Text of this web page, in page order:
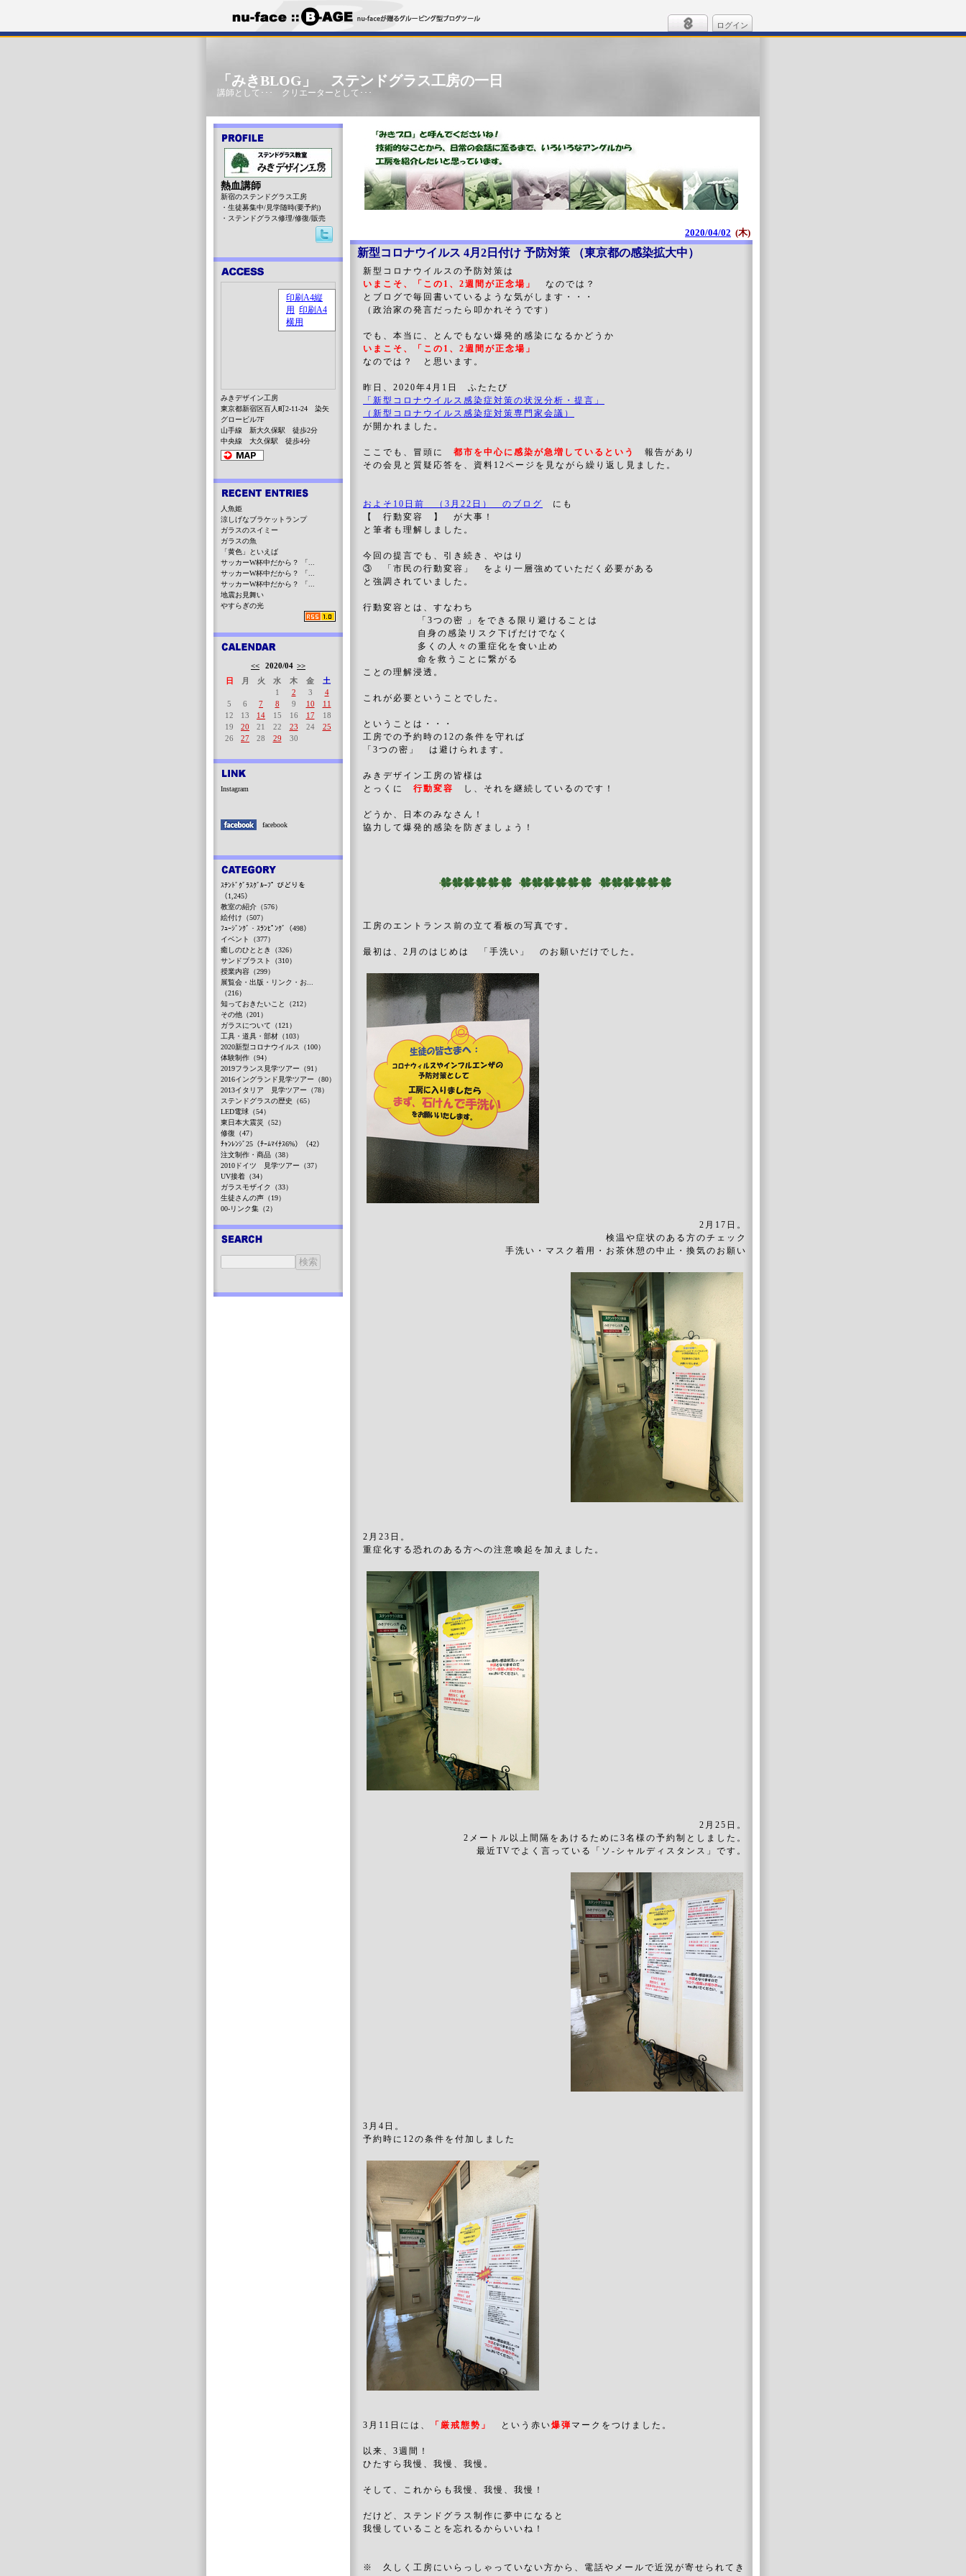
ログイン
「みきBLOG」 ステンドグラス工房の一日
講師として･･･ クリエーターとして･･･
2020/04/02 (木)
新型コロナウイルス 4月2日付け 予防対策 （東京都の感染拡大中）
新型コロナウイルスの予防対策は
いまこそ、「この1、2週間が正念場」 なのでは？
とブログで毎回書いているような気がします・・・
（政治家の発言だったら叩かれそうです）
でも、本当に、とんでもない爆発的感染になるかどうか
いまこそ、「この1、2週間が正念場」
なのでは？ と思います。
昨日、2020年4月1日 ふたたび
「新型コロナウイルス感染症対策の状況分析・提言」
（新型コロナウイルス感染症対策専門家会議）
が開かれました。
ここでも、冒頭に 都市を中心に感染が急増しているという 報告があり
その会見と質疑応答を、資料12ページを見ながら繰り返し見ました。
およそ10日前 （3月22日） のブログ
にも
【 行動変容 】 が大事！
と筆者も理解しました。
今回の提言でも、引き続き、やはり
③ 「市民の行動変容」 をより一層強めていただく必要がある
と強調されていました。
行動変容とは、すなわち
「3つの密 」をできる限り避けることは
自身の感染リスク下げだけでなく
多くの人々の重症化を食い止め
命を救うことに繋がる
ことの理解浸透。
これが必要ということでした。
ということは・・・
工房での予約時の12の条件を守れば
「3つの密」 は避けられます。
みきデザイン工房の皆様は
とっくに 行動変容 し、それを継続しているのです！
どうか、日本のみなさん！
協力して爆発的感染を防ぎましょう！
工房のエントランス前の立て看板の写真です。
最初は、2月のはじめは 「手洗い」 のお願いだけでした。
2月17日。
検温や症状のある方のチェック
手洗い・マスク着用・お茶休憩の中止・換気のお願い
2月23日。
重症化する恐れのある方への注意喚起を加えました。
2月25日。
2メートル以上間隔をあけるために3名様の予約制としました。
最近TVでよく言っている「ソ-シャルディスタンス」です。
3月4日。
予約時に12の条件を付加しました
3月11日には、 「厳戒態勢」 という赤い爆弾 マークをつけました。
以来、3週間！
ひたすら我慢、我慢、我慢。
そして、これからも我慢、我慢、我慢！
だけど、ステンドグラス制作に夢中になると
我慢していることを忘れるからいいね！
※ 久しく工房にいらっしゃっていない方から、電話やメールで近況が寄せられてき
熱血講師
新宿のステンドグラス工房
・生徒募集中/見学随時(要予約)
・ステンドグラス修理/修復/販売
みきデザイン工房
東京都新宿区百人町2-11-24 染矢
グロービル7F
山手線 新大久保駅 徒歩2分
中央線 大久保駅 徒歩4分
人魚姫
涼しげなブラケットランプ
ガラスのスイミー
ガラスの魚
「黄色」といえば
サッカーW杯中だから？ 「...
サッカーW杯中だから？ 「...
サッカーW杯中だから？ 「...
地震お見舞い
やすらぎの光
<< 2020/04 >>
日
月 火 水 木 金
土
1
2 3
4
5
6 7 8 9 10
11
12
13 14 15 16 17
18
19
20 21 22 23 24
25
26
27 28 29 30
Instagram
facebook
ｽﾃﾝﾄﾞｸﾞﾗｽｸﾞﾙｰﾌﾟ びどりを
（1,245）
教室の紹介（576）
絵付け（507）
ﾌｭｰｼﾞﾝｸﾞ・ｽﾗﾝﾋﾟﾝｸﾞ（498）
イベント（377）
癒しのひととき（326）
サンドブラスト（310）
授業内容（299）
展覧会・出版・リンク・お...
（216）
知っておきたいこと（212）
その他（201）
ガラスについて（121）
工具・道具・部材（103）
2020新型コロナウイルス（100）
体験制作（94）
2019フランス見学ツアー（91）
2016イングランド見学ツアー（80）
2013イタリア 見学ツアー（78）
ステンドグラスの歴史（65）
LED電球（54）
東日本大震災（52）
修復（47）
ﾁｬﾝﾚﾝｼﾞ25（ﾁｰﾑﾏｲﾅｽ6%）（42）
注文制作・商品（38）
2010ドイツ 見学ツアー（37）
UV接着（34）
ガラスモザイク（33）
生徒さんの声（19）
00-リンク集（2）